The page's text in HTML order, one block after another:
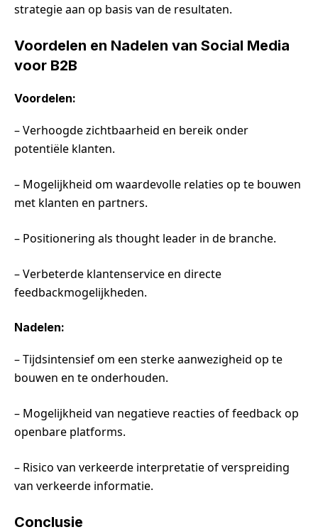
strategie aan op basis van de resultaten.
Voordelen en Nadelen van Social Media
voor B2B
Voordelen:
– Verhoogde zichtbaarheid en bereik onder
potentiële klanten.
– Mogelijkheid om waardevolle relaties op te bouwen
met klanten en partners.
– Positionering als thought leader in de branche.
– Verbeterde klantenservice en directe
feedbackmogelijkheden.
Nadelen:
– Tijdsintensief om een sterke aanwezigheid op te
bouwen en te onderhouden.
– Mogelijkheid van negatieve reacties of feedback op
openbare platforms.
– Risico van verkeerde interpretatie of verspreiding
van verkeerde informatie.
Conclusie